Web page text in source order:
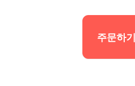
주문하기